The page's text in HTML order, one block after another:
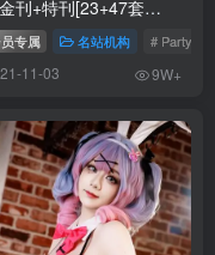
883MB]
883MB]
904MB]
刊+特刊[23+47套
专属 名站机构 #
11-03 9W+